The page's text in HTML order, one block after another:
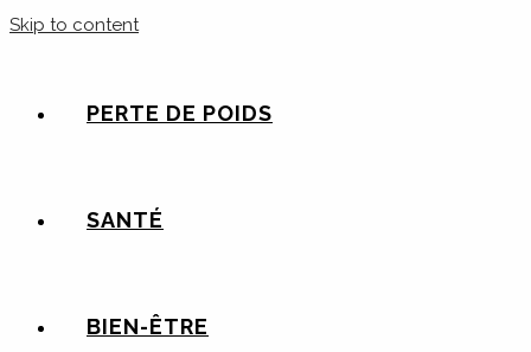
Skip to content
PERTE DE POIDS
SANTÉ
BIEN-ÊTRE